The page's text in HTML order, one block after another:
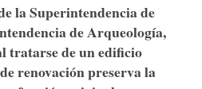
la Superintendencia de
de Arqueología,
tratarse de un edificio
renovación preservala